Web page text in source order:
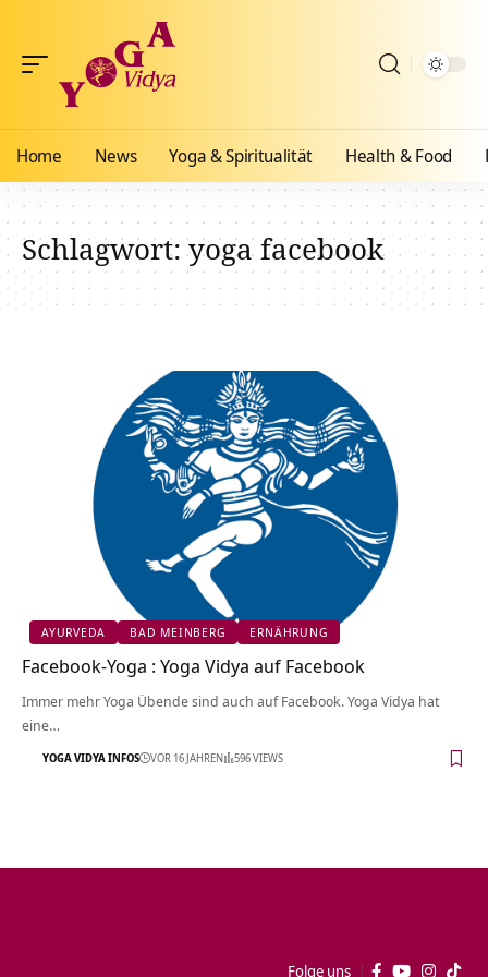
Home News Yoga & Spiritualität Health & Food
Schlagwort:yoga facebook
AYURVEDA BAD MEINBERG ERNÄHRUNG
Facebook-Yoga : Yoga Vidya auf Facebook
Immer mehr Yoga Übende sind auch auf Facebook. Yoga Vidya hat
eine…
YOGA VIDYA INFOS VOR 16 JAHREN 596 VIEWS
Folge uns